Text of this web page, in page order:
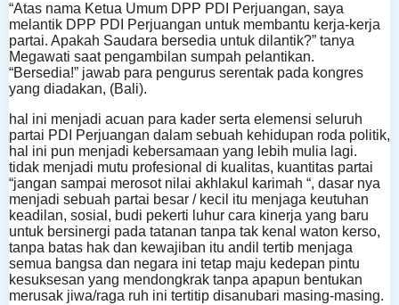
“Atas nama Ketua Umum DPP PDI Perjuangan, saya
melantik DPP PDI Perjuangan untuk membantu kerja-kerja
partai. Apakah Saudara bersedia untuk dilantik?” tanya
Megawati saat pengambilan sumpah pelantikan.
“Bersedia!” jawab para pengurus serentak pada kongres
yang diadakan, (Bali).
hal ini menjadi acuan para kader serta elemensi seluruh
partai PDI Perjuangan dalam sebuah kehidupan roda politik,
hal ini pun menjadi kebersamaan yang lebih mulia lagi.
tidak menjadi mutu profesional di kualitas, kuantitas partai
“jangan sampai merosot nilai akhlakul karimah “, dasar nya
menjadi sebuah partai besar / kecil itu menjaga keutuhan
keadilan, sosial, budi pekerti luhur cara kinerja yang baru
untuk bersinergi pada tatanan tanpa tak kenal waton kerso,
tanpa batas hak dan kewajiban itu andil tertib menjaga
semua bangsa dan negara ini tetap maju kedepan pintu
kesuksesan yang mendongkrak tanpa apapun bentukan
merusak jiwa/raga ruh ini tertitip disanubari masing-masing.